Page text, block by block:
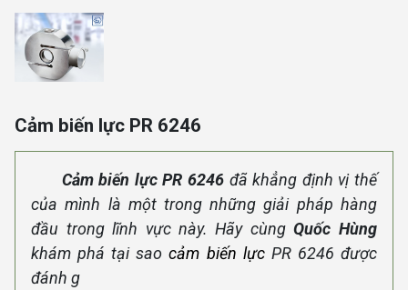
Cảm biến lực PR 6246
Cảm biến lực PR 6246 đã khẳng định vị thế
của mình là một trong những giải pháp hàng
đầu trong lĩnh vực này. Hãy cùngQuốc Hùng
khám phá tại saocảm biến lựcPR 6246 được
đánh g